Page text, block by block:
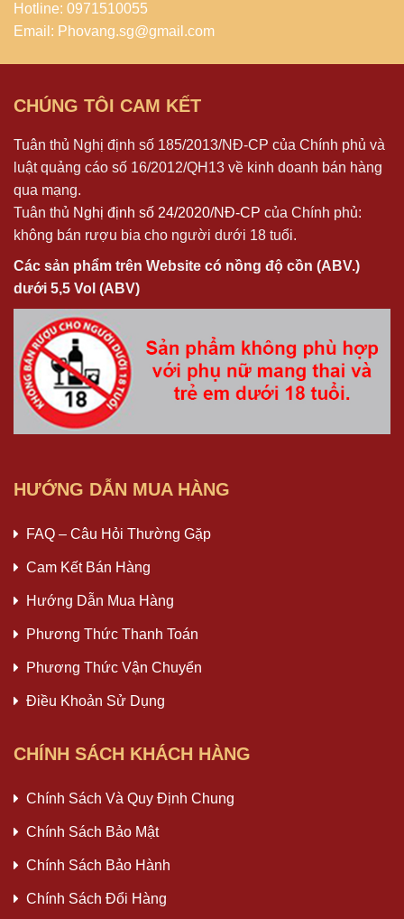
Hotline: 0971510055
Email: Phovang.sg@gmail.com
CHÚNG TÔI CAM KẾT
Tuân thủ Nghị định số 185/2013/NĐ-CP của Chính phủ và
luật quảng cáo số 16/2012/QH13 về kinh doanh bán hàng
qua mạng.
Tuân thủ Nghị định số 24/2020/NĐ-CP của Chính phủ:
không bán rượu bia cho người dưới 18 tuổi.
Các sản phẩm trên Website có nồng độ cồn (ABV.)
dưới 5,5 Vol (ABV)
HƯỚNG DẪN MUA HÀNG
FAQ – Câu Hỏi Thường Gặp
Cam Kết Bán Hàng
Hướng Dẫn Mua Hàng
Phương Thức Thanh Toán
Phương Thức Vận Chuyển
Điều Khoản Sử Dụng
CHÍNH SÁCH KHÁCH HÀNG
Chính Sách Và Quy Định Chung
Chính Sách Bảo Mật
Chính Sách Bảo Hành
Chính Sách Đổi Hàng